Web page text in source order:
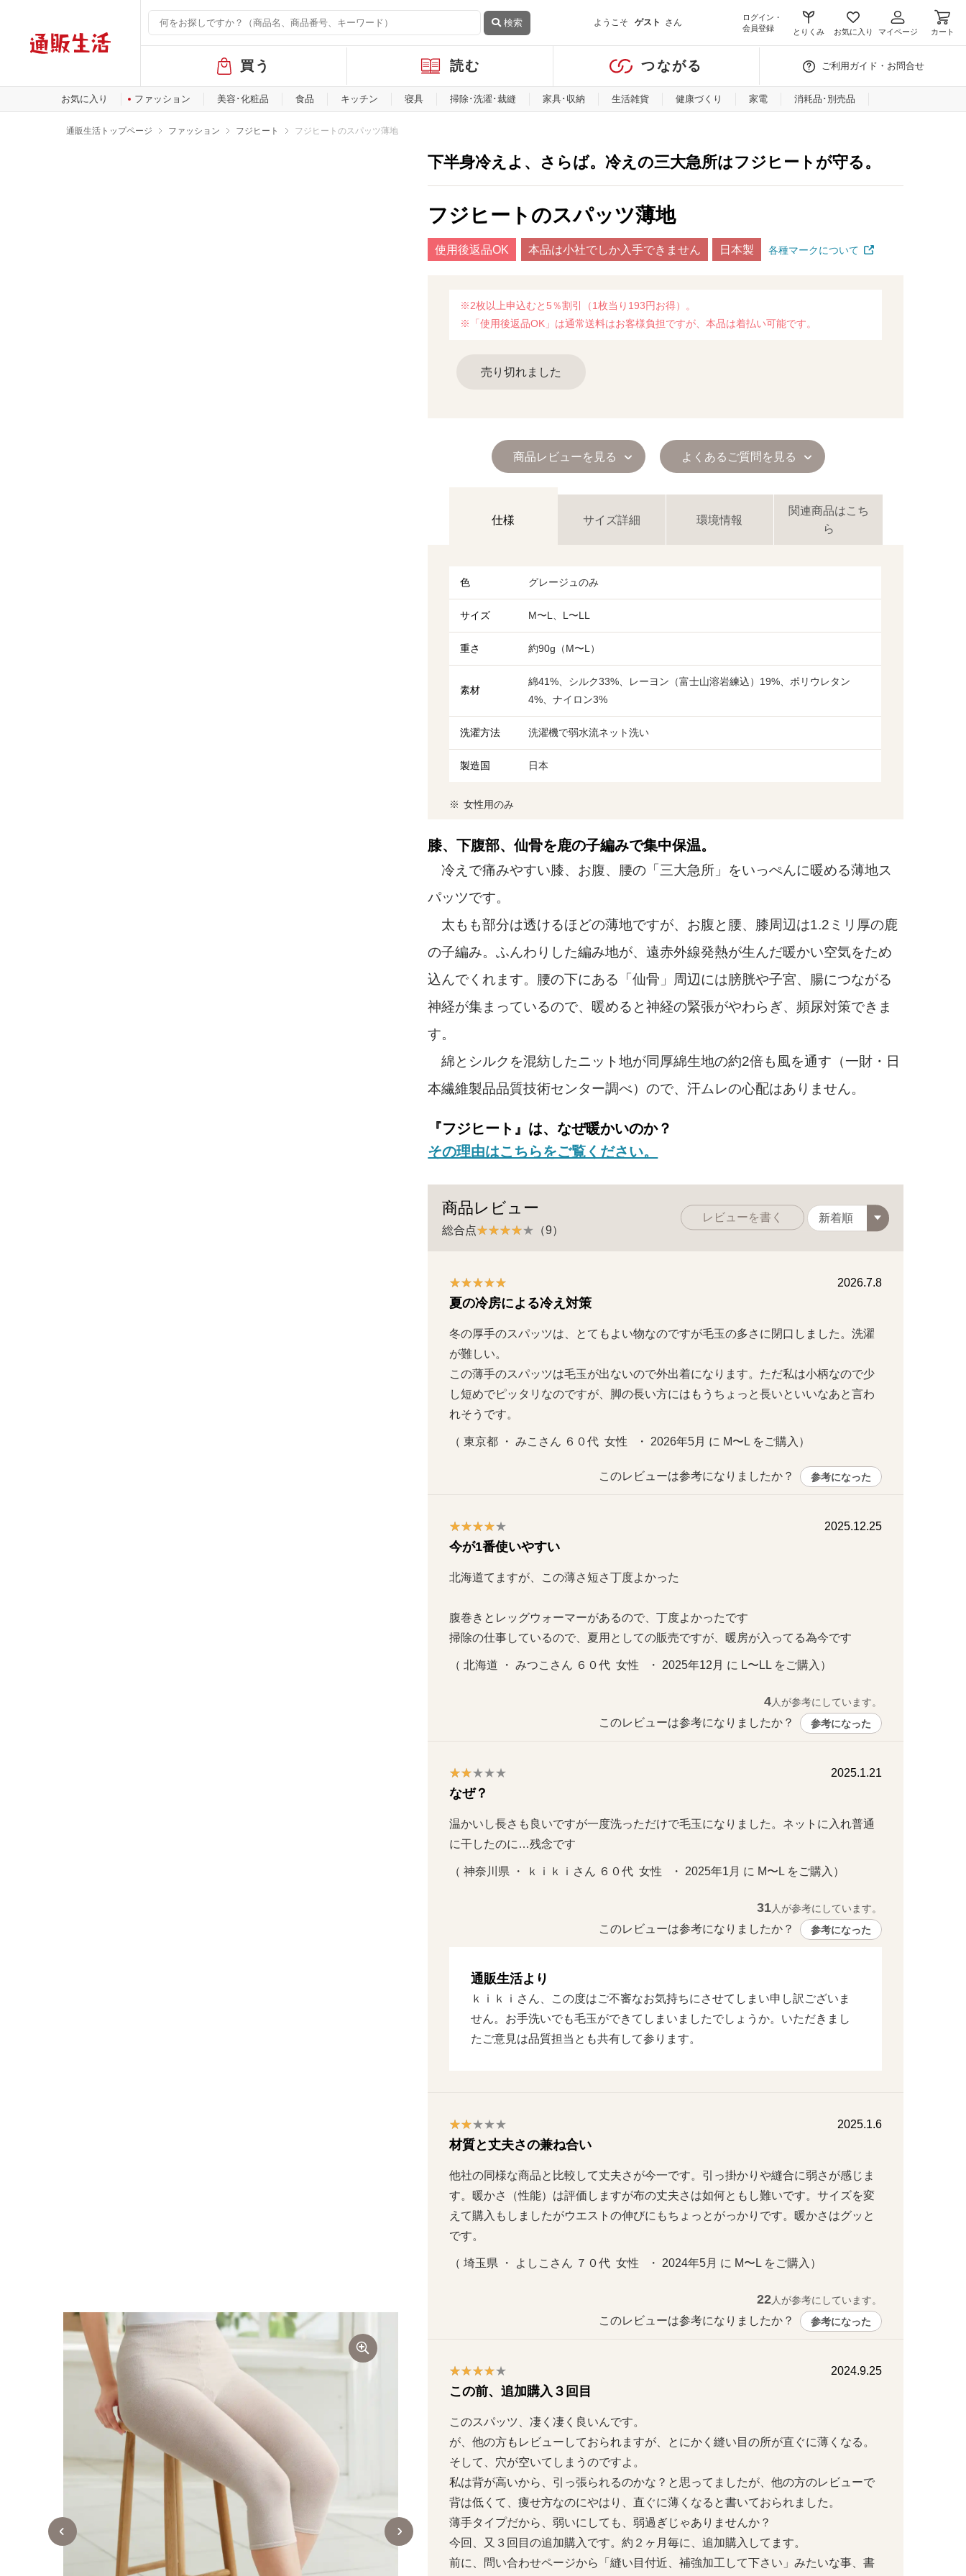
検索 ようこそ ゲスト さん
ログイン・
会員登録
とりくみ お気に入り マイページ カート
バ
ル
メ
買う 読む つながる ご利用ガイド・お問合せ
お気に入り ファッション 美容･化粧品 食品 キッチン 寝具 掃除･洗濯･裁縫 家具･収納 生活雑貨 健康づくり 家電 消耗品･別売品
通販生活トップページ ファッション フジヒート フジヒートのスパッツ薄地
下半身冷えよ、さらば。冷えの三大急所はフジヒートが守る。
フジヒートのスパッツ薄地
使用後返品OK 本品は小社でしか入手できません 日本製 各種マークについて
※2枚以上申込むと5％割引（1枚当り193円お得）。
※「使用後返品OK」は通常送料はお客様負担ですが、本品は着払い可能です。
売り切れました
商品レビューを見る よくあるご質問を見る
仕様 サイズ詳細 環境情報
関連商品はこち
ら
色 グレージュのみ
サイズ М〜L、L〜LL
重さ 約90g（М〜L）
素材
綿41%、シルク33%、レーヨン（富士山溶岩練込）19%、ポリウレタン
4%、ナイロン3%
洗濯方法 洗濯機で弱水流ネット洗い
製造国 日本
女性用のみ
膝、下腹部、仙骨を鹿の子編みで集中保温。
冷えで痛みやすい膝、お腹、腰の「三大急所」をいっぺんに暖める薄地ス
パッツです。
太もも部分は透けるほどの薄地ですが、お腹と腰、膝周辺は1.2ミリ厚の鹿
の子編み。ふんわりした編み地が、遠赤外線発熱が生んだ暖かい空気をため
込んでくれます。腰の下にある「仙骨」周辺には膀胱や子宮、腸につながる
神経が集まっているので、暖めると神経の緊張がやわらぎ、頻尿対策できま
す。
綿とシルクを混紡したニット地が同厚綿生地の約2倍も風を通す（一財・日
本繊維製品品質技術センター調べ）ので、汗ムレの心配はありません。
『フジヒート』は、なぜ暖かいのか？
その理由はこちらをご覧ください。
商品レビュー
総合点 （9）
レビューを書く
2026.7.8
夏の冷房による冷え対策
冬の厚手のスパッツは、とてもよい物なのですが毛玉の多さに閉口しました。洗濯
が難しい。
この薄手のスパッツは毛玉が出ないので外出着になります。ただ私は小柄なので少
し短めでピッタリなのですが、脚の長い方にはもうちょっと長いといいなあと言わ
れそうです。
（ 東京都 ・ みこさん ６０代  女性   ・ 2026年5月 に M〜L をご購入）
このレビューは参考になりましたか？ 参考になった
2025.12.25
今が1番使いやすい
北海道てますが、この薄さ短さ丁度よかった
腹巻きとレッグウォーマーがあるので、丁度よかったです
掃除の仕事しているので、夏用としての販売ですが、暖房が入ってる為今です
（ 北海道 ・ みつこさん ６０代  女性   ・ 2025年12月 に L〜LL をご購入）
4人が参考にしています。
このレビューは参考になりましたか？ 参考になった
2025.1.21
なぜ？
温かいし長さも良いですが一度洗っただけで毛玉になりました。ネットに入れ普通
に干したのに…残念です
（ 神奈川県 ・ ｋｉｋｉさん ６０代  女性   ・ 2025年1月 に M〜L をご購入）
31人が参考にしています。
このレビューは参考になりましたか？ 参考になった
通販生活より
ｋｉｋｉさん、この度はご不審なお気持ちにさせてしまい申し訳ございま
せん。お手洗いでも毛玉ができてしまいましたでしょうか。いただきまし
たご意見は品質担当とも共有して参ります。
2025.1.6
材質と丈夫さの兼ね合い
他社の同様な商品と比較して丈夫さが今一です。引っ掛かりや縫合に弱さが感じま
す。暖かさ（性能）は評価しますが布の丈夫さは如何ともし難いです。サイズを変
えて購入もしましたがウエストの伸びにもちょっとがっかりです。暖かさはグッと
です。
（ 埼玉県 ・ よしこさん ７０代  女性   ・ 2024年5月 に M〜L をご購入）
22人が参考にしています。
このレビューは参考になりましたか？ 参考になった
2024.9.25
この前、追加購入３回目
このスパッツ、凄く凄く良いんです。
が、他の方もレビューしておられますが、とにかく縫い目の所が直ぐに薄くなる。
そして、穴が空いてしまうのですよ。
私は背が高いから、引っ張られるのかな？と思ってましたが、他の方のレビューで
背は低くて、痩せ方なのにやはり、直ぐに薄くなると書いておられました。
薄手タイプだから、弱いにしても、弱過ぎじゃありませんか？
今回、又３回目の追加購入です。約２ヶ月毎に、追加購入してます。
前に、問い合わせページから「縫い目付近、補強加工して下さい」みたいな事、書